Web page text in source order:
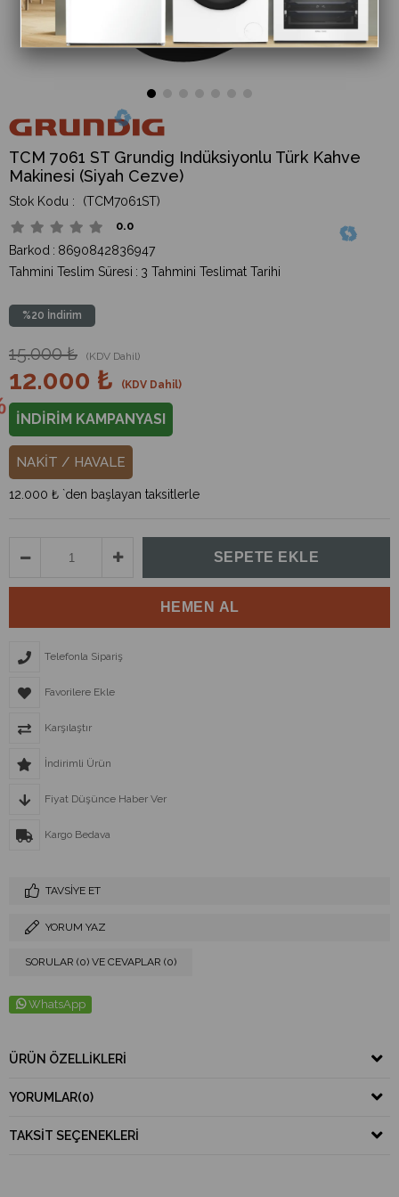
TCM 7061 ST Grundig Indüksiyonlu Türk Kahve
Makinesi (Siyah Cezve)
(TCM7061ST)
0.0
Barkod : 8690842836947
Tahmini Teslim Süresi : 3 Tahmini Teslimat Tarihi
%20 İndirim
15.000 ₺ (KDV Dahil)
12.000 ₺ (KDV Dahil)
İNDİRİM KAMPANYASI
NAKİT / HAVALE
12.000 ₺ `den başlayan taksitlerle
Telefonla Sipariş
Favorilere Ekle
Karşılaştır
İndirimli Ürün
Fiyat Düşünce Haber Ver
Kargo Bedava
TAVSIYE ET
YORUM YAZ
SORULAR (0) VE CEVAPLAR (0)
WhatsApp
ÜRÜN ÖZELLIKLERI
YORUMLAR(0)
TAKSIT SEÇENEKLERI